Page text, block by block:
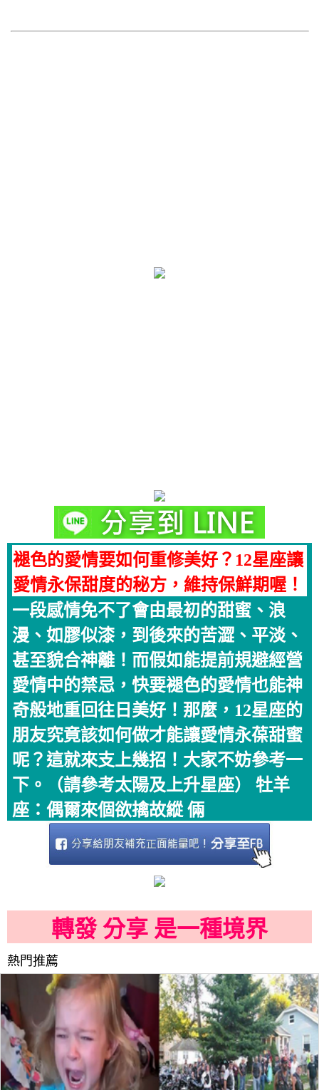
褪色的愛情要如何重修美好？12星座讓
愛情永保甜度的秘方，維持保鮮期喔！
一段感情免不了會由最初的甜蜜、浪
漫、如膠似漆，到後來的苦澀、平淡、
甚至貌合神離！而假如能提前規避經營
愛情中的禁忌，快要褪色的愛情也能神
奇般地重回往日美好！那麼，12星座的
朋友究竟該如何做才能讓愛情永葆甜蜜
呢？這就來支上幾招！大家不妨參考一
下。（請參考太陽及上升星座） 牡羊
座：偶爾來個欲擒故縱 倆
轉發 分享 是一種境界
熱門推薦